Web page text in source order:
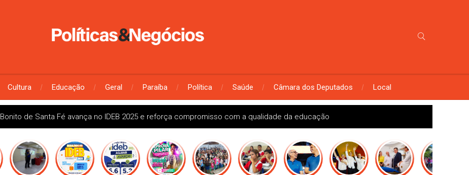
Cultura Educação Geral Paraíba Política Saúde Câmara dos Deputados Local
Bonito de Santa Fé avança no IDEB 2025 e reforça compromisso com a qualidade da educação